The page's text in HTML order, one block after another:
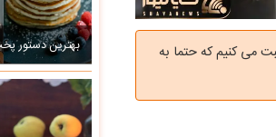
می کنیم که حتما به
بهترین دستور